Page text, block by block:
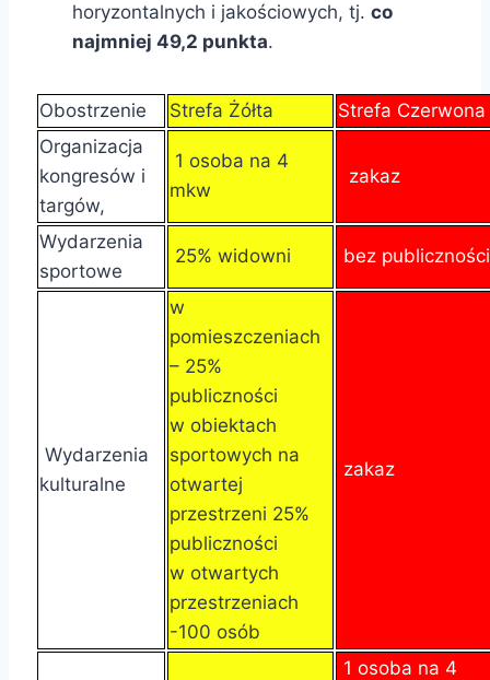
horyzontalnych i jakościowych, tj. co
najmniej 49,2 punkta.
Obostrzenie Strefa Żółta
Strefa Czerwona
Organizacja
kongresów i
targów,
1 osoba na 4
mkw
zakaz
Wydarzenia
sportowe
25% widowni bez publiczności
Wydarzenia
kulturalne
w
pomieszczeniach
– 25%
publiczności
w obiektach
sportowych na
otwartej
przestrzeni 25%
publiczności
w otwartych
przestrzeniach
-100 osób
zakaz
1 osoba na 4